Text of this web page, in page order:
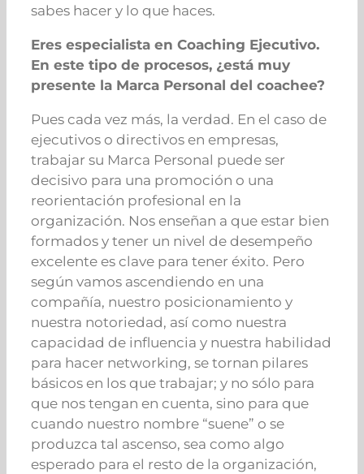
sabes hacer y lo que haces.
Eres especialista en Coaching Ejecutivo.
En este tipo de procesos, ¿está muy
presente la Marca Personal del coachee?
Pues cada vez más, la verdad. En el caso de
ejecutivos o directivos en empresas,
trabajar su Marca Personal puede ser
decisivo para una promoción o una
reorientación profesional en la
organización. Nos enseñan a que estar bien
formados y tener un nivel de desempeño
excelente es clave para tener éxito. Pero
según vamos ascendiendo en una
compañía, nuestro posicionamiento y
nuestra notoriedad, así como nuestra
capacidad de influencia y nuestra habilidad
para hacer networking, se tornan pilares
básicos en los que trabajar; y no sólo para
que nos tengan en cuenta, sino para que
cuando nuestro nombre “suene” o se
produzca tal ascenso, sea como algo
esperado para el resto de la organización,